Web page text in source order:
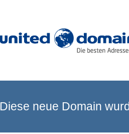
Diese neue Domain